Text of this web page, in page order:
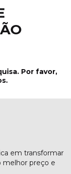
Por favor,
em transformar
melhor preço e